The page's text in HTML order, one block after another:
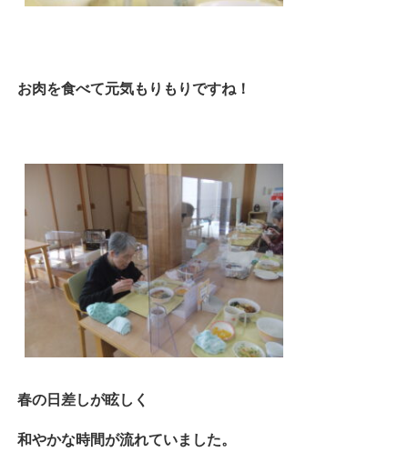
お肉を食べて元気もりもりですね！
春の日差しが眩しく
和やかな時間が流れていました。